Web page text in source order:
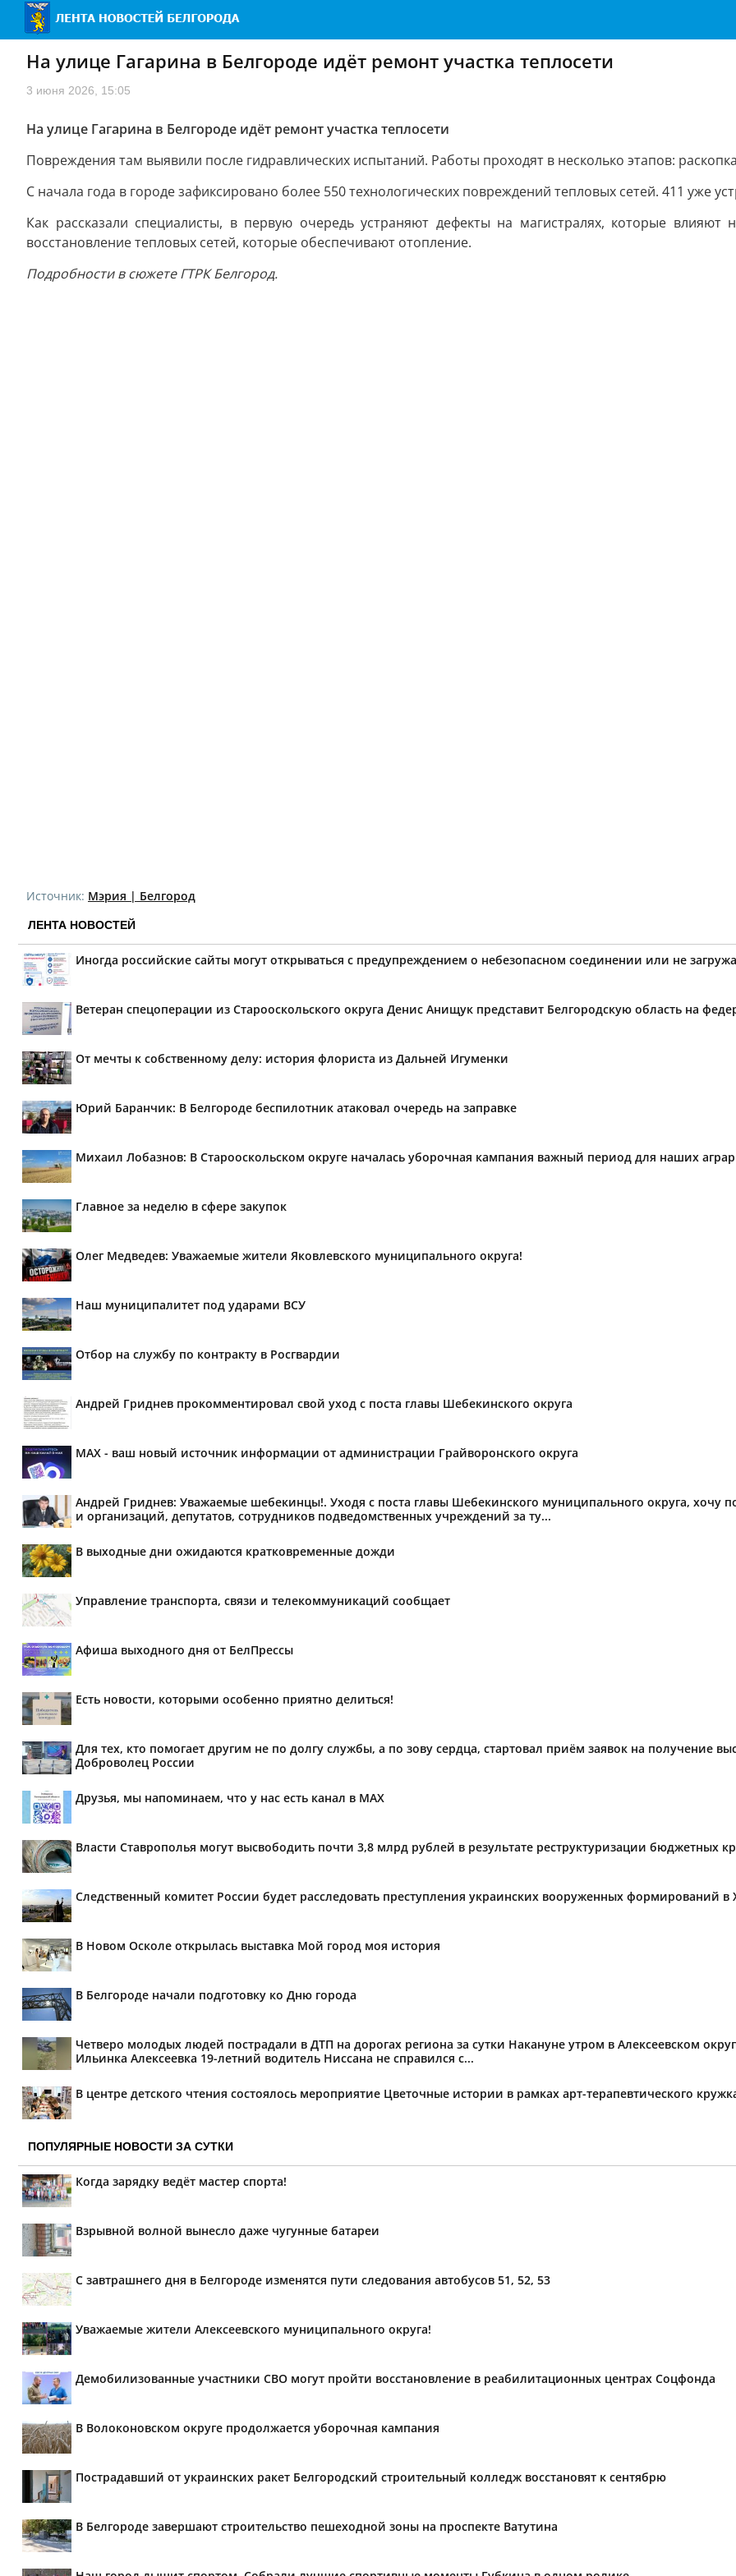
На улице Гагарина в Белгороде идёт ремонт участка теплосети
3 июня 2026, 15:05
На улице Гагарина в Белгороде идёт ремонт участка теплосети
Повреждения там выявили после гидравлических испытаний. Работы проходят в несколько этапов:
С начала года в городе зафиксировано более 550 технологических повреждений тепловых сетей. 411 уже
Как рассказали специалисты, в первую очередь устраняют дефекты на магистралях, которые
восстановление тепловых сетей, которые обеспечивают отопление.
Подробности в сюжете ГТРК Белгород.
Источник: Мэрия | Белгород
ЛЕНТА НОВОСТЕЙ
Иногда российские сайты могут открываться с предупреждением о небезопасном соединении или не
Ветеран спецоперации из Старооскольского округа Денис Анищук представит Белгородскую область на
От мечты к собственному делу: история флориста из Дальней Игуменки
Юрий Баранчик: В Белгороде беспилотник атаковал очередь на заправке
Михаил Лобазнов: В Старооскольском округе началась уборочная кампания важный период для наших
Главное за неделю в сфере закупок
Олег Медведев: Уважаемые жители Яковлевского муниципального округа!
Наш муниципалитет под ударами ВСУ
Отбор на службу по контракту в Росгвардии
Андрей Гриднев прокомментировал свой уход с поста главы Шебекинского округа
MAX - ваш новый источник информации от администрации Грайворонского округа
Андрей Гриднев: Уважаемые шебекинцы!. Уходя с поста главы Шебекинского муниципального округа, хочу
и организаций, депутатов, сотрудников подведомственных учреждений за ту...
В выходные дни ожидаются кратковременные дожди
Управление транспорта, связи и телекоммуникаций сообщает
Афиша выходного дня от БелПрессы
Есть новости, которыми особенно приятно делиться!
Для тех, кто помогает другим не по долгу службы, а по зову сердца, стартовал приём заявок на получение
Доброволец России
Друзья, мы напоминаем, что у нас есть канал в МАХ
Власти Ставрополья могут высвободить почти 3,8 млрд рублей в результате реструктуризации бюджетных
Следственный комитет России будет расследовать преступления украинских вооруженных формирований в
В Новом Осколе открылась выставка Мой город моя история
В Белгороде начали подготовку ко Дню города
Четверо молодых людей пострадали в ДТП на дорогах региона за сутки Накануне утром в Алексеевском
Ильинка Алексеевка 19-летний водитель Ниссана не справился с...
В центре детского чтения состоялось мероприятие Цветочные истории в рамках арт-терапевтического
ПОПУЛЯРНЫЕ НОВОСТИ ЗА СУТКИ
Когда зарядку ведёт мастер спорта!
Взрывной волной вынесло даже чугунные батареи
С завтрашнего дня в Белгороде изменятся пути следования автобусов 51, 52, 53
Уважаемые жители Алексеевского муниципального округа!
Демобилизованные участники СВО могут пройти восстановление в реабилитационных центрах Соцфонда
В Волоконовском округе продолжается уборочная кампания
Пострадавший от украинских ракет Белгородский строительный колледж восстановят к сентябрю
В Белгороде завершают строительство пешеходной зоны на проспекте Ватутина